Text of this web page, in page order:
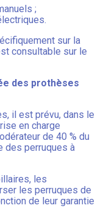
;
sur la
consultable sur le
des prothèses
il est prévu, dans le
en charge
de 40 % du
des perruques à
les
les perruques de
de leur garantie